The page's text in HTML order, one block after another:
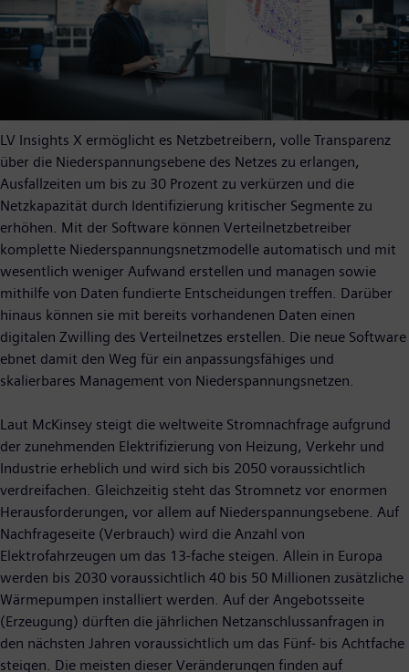
LV Insights X ermöglicht es Netzbetreibern, volle Transparenz
über die Niederspannungsebene des Netzes zu erlangen,
Ausfallzeiten um bis zu 30 Prozent zu verkürzen und die
Netzkapazität durch Identifizierung kritischer Segmente zu
erhöhen. Mit der Software können Verteilnetzbetreiber
komplette Niederspannungsnetzmodelle automatisch und mit
wesentlich weniger Aufwand erstellen und managen sowie
mithilfe von Daten fundierte Entscheidungen treffen. Darüber
hinaus können sie mit bereits vorhandenen Daten einen
digitalen Zwilling des Verteilnetzes erstellen. Die neue Software
ebnet damit den Weg für ein anpassungsfähiges und
skalierbares Management von Niederspannungsnetzen.
Laut McKinsey steigt die weltweite Stromnachfrage aufgrund
der zunehmenden Elektrifizierung von Heizung, Verkehr und
Industrie erheblich und wird sich bis 2050 voraussichtlich
verdreifachen. Gleichzeitig steht das Stromnetz vor enormen
Herausforderungen, vor allem auf Niederspannungsebene. Auf
Nachfrageseite (Verbrauch) wird die Anzahl von
Elektrofahrzeugen um das 13-fache steigen. Allein in Europa
werden bis 2030 voraussichtlich 40 bis 50 Millionen zusätzliche
Wärmepumpen installiert werden. Auf der Angebotsseite
(Erzeugung) dürften die jährlichen Netzanschlussanfragen in
den nächsten Jahren voraussichtlich um das Fünf- bis Achtfache
steigen. Die meisten dieser Veränderungen finden auf